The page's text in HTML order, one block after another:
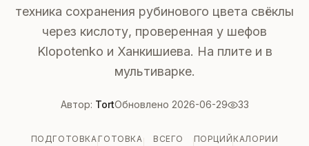
техника сохранения рубинового цвета свёклы
через кислоту, проверенная у шефов
Klopotenko и Ханкишиева. На плите и в
мультиварке.
Автор: TortОбновлено 2026-06-29 33
ПОДГОТОВКА ГОТОВКА ВСЕГО ПОРЦИЙКАЛОРИИ